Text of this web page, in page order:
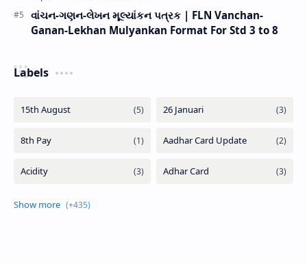
વાંચન-ગણન-લેખન મૂલ્યાંકન પત્રક | FLN Vanchan-
Ganan-Lekhan Mulyankan Format For Std 3 to 8
Labels